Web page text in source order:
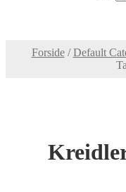
Forside/Default